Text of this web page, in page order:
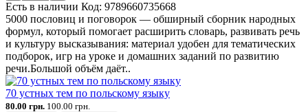
Есть в наличии Код: 9789660735668
5000 пословиц и поговорок — обширный сборник народных
формул, который помогает расширить словарь, развивать речь
и культуру высказывания: материал удобен для тематических
подборок, игр на уроке и домашних заданий по развитию
речи.Большой объём даёт..
70 устных тем по польскому языку
80.00 грн. 100.00 грн.